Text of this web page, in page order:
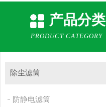
产品分类
PRODUCT CATEGORY
除尘滤筒
防静电滤筒